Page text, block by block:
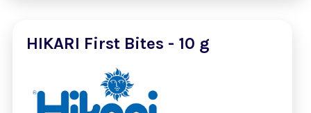
HIKARI First Bites - 10 g